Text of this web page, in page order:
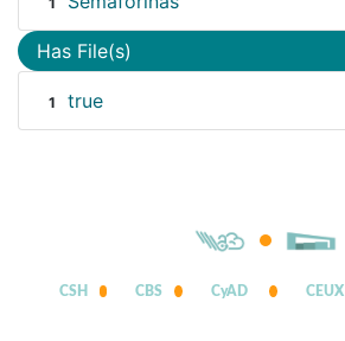
Has File(s)
1 true
CSH CBS CyAD CEUX